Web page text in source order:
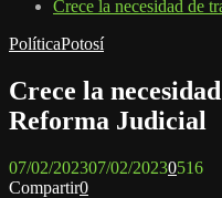
Crece la necesidad de
PolíticaPotosí
Crece la
Reforma Judicial
07/02/202307/02/20230516
Compartir0